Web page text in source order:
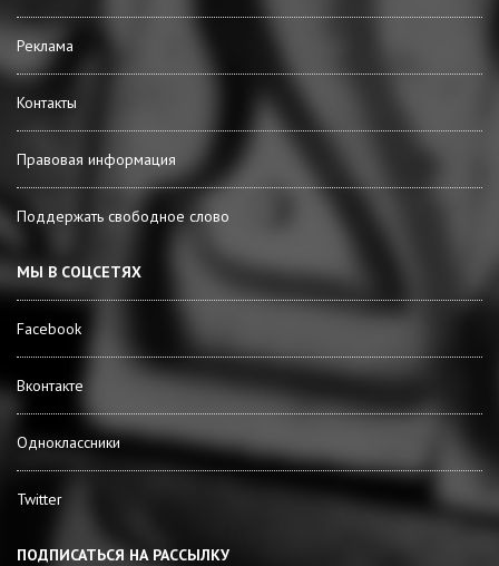
Реклама
Контакты
Правовая информация
Поддержать свободное слово
МЫ В СОЦСЕТЯХ
Facebook
Вконтакте
Одноклассники
Twitter
ПОДПИСАТЬСЯ НА РАССЫЛКУ